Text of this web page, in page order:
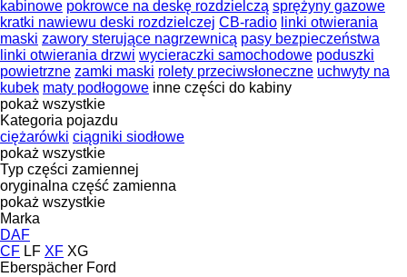
kabinowe pokrowce na deskę rozdzielczą sprężyny gazowe
kratki nawiewu deski rozdzielczej CB-radio linki otwierania
maski zawory sterujące nagrzewnicą pasy bezpieczeństwa
linki otwierania drzwi wycieraczki samochodowe poduszki
powietrzne zamki maski rolety przeciwsłoneczne uchwyty na
kubek maty podłogowe inne części do kabiny
pokaż wszystkie
Kategoria pojazdu
ciężarówki ciągniki siodłowe
pokaż wszystkie
Typ części zamiennej
oryginalna część zamienna
pokaż wszystkie
Marka
DAF
CF LF XF XG
Eberspächer Ford